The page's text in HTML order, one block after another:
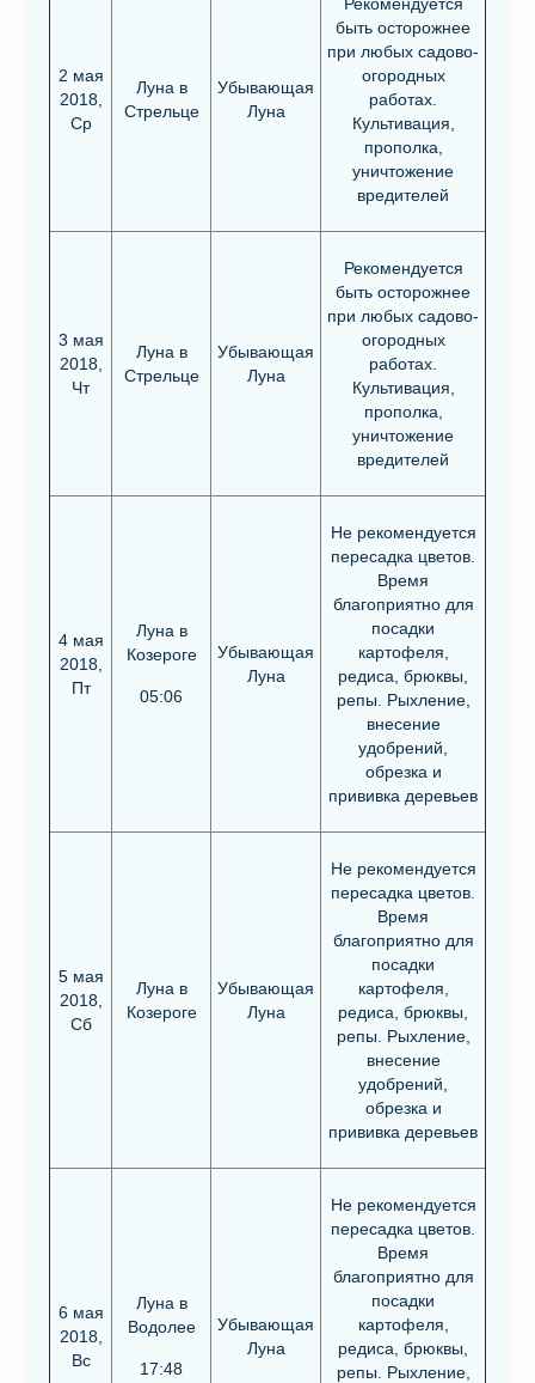
2 мая
2018,
Ср
Луна в
Стрельце
Убывающая
Луна
быть осторожнее
при любых садово-
огородных
работах.
Культивация,
прополка,
уничтожение
вредителей
3 мая
2018,
Чт
Луна в
Стрельце
Убывающая
Луна
Рекомендуется
быть осторожнее
при любых садово-
огородных
работах.
Культивация,
прополка,
уничтожение
вредителей
4 мая
2018,
Пт
Луна в
Козероге
05:06
Убывающая
Луна
Не рекомендуется
пересадка цветов.
Время
благоприятно для
посадки
картофеля,
редиса, брюквы,
репы. Рыхление,
внесение
удобрений,
обрезка и
прививка деревьев
5 мая
2018,
Сб
Луна в
Козероге
Убывающая
Луна
Не рекомендуется
пересадка цветов.
Время
благоприятно для
посадки
картофеля,
редиса, брюквы,
репы. Рыхление,
внесение
удобрений,
обрезка и
прививка деревьев
6 мая
2018,
Вс
Луна в
Водолее
17:48
Убывающая
Луна
Не рекомендуется
пересадка цветов.
Время
благоприятно для
посадки
картофеля,
редиса, брюквы,
репы. Рыхление,